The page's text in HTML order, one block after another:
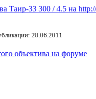
Таир-33 300 / 4.5 на
28.06.2011
объектива на форуме